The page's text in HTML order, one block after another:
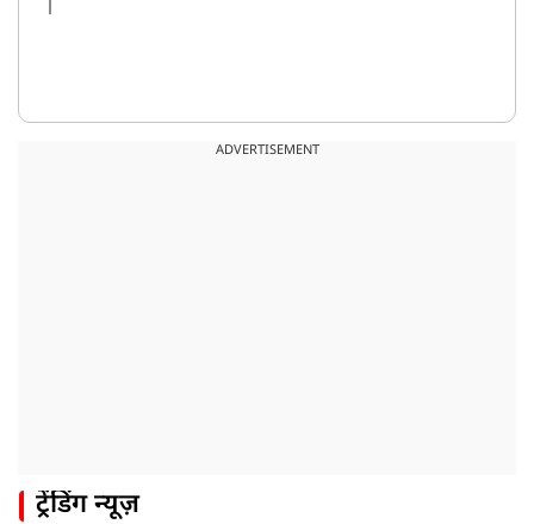
ADVERTISEMENT
ट्रेंडिंग न्यूज़